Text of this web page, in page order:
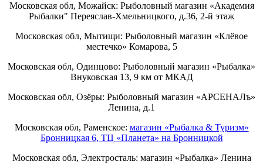
Московская обл, Можайск: Рыболовный магазин «Академия
Рыбалки" Переяслав-Хмельницкого, д.36, 2-й этаж
Московская обл, Мытищи: Рыболовный магазин «Клёвое
местечко» Комарова, 5
Московская обл, Одинцово: Рыболовный магазин «Рыбалка»
Внуковская 13, 9 км от МКАД
Московская обл, Озёры: Рыболовный магазин «АРСЕНАЛъ»
Ленина, д.1
Московская обл, Раменское: магазин «Рыбалка & Туризм»
Бронницкая 6, ТЦ «Планета» на Бронницкой
Московская обл, Электросталь: магазин «Рыбалка» Ленина